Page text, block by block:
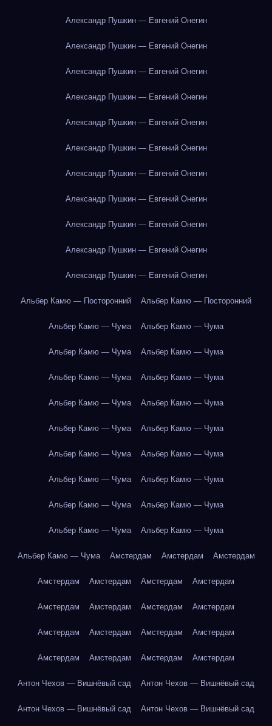
Александр Пушкин — Евгений Онегин
Александр Пушкин — Евгений Онегин
Александр Пушкин — Евгений Онегин
Александр Пушкин — Евгений Онегин
Александр Пушкин — Евгений Онегин
Александр Пушкин — Евгений Онегин
Александр Пушкин — Евгений Онегин
Александр Пушкин — Евгений Онегин
Александр Пушкин — Евгений Онегин
Александр Пушкин — Евгений Онегин
Александр Пушкин — Евгений Онегин
Альбер Камю — Посторонний Альбер Камю — Посторонний
Альбер Камю — Чума Альбер Камю — Чума
Альбер Камю — Чума Альбер Камю — Чума
Альбер Камю — Чума Альбер Камю — Чума
Альбер Камю — Чума Альбер Камю — Чума
Альбер Камю — Чума Альбер Камю — Чума
Альбер Камю — Чума Альбер Камю — Чума
Альбер Камю — Чума Альбер Камю — Чума
Альбер Камю — Чума Альбер Камю — Чума
Альбер Камю — Чума Альбер Камю — Чума
Альбер Камю — Чума Амстердам Амстердам Амстердам
Амстердам Амстердам Амстердам Амстердам
Амстердам Амстердам Амстердам Амстердам
Амстердам Амстердам Амстердам Амстердам
Амстердам Амстердам Амстердам Амстердам
Антон Чехов — Вишнёвый сад Антон Чехов — Вишнёвый сад
Антон Чехов — Вишнёвый сад Антон Чехов — Вишнёвый сад